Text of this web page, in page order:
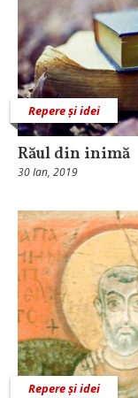
Repere și idei
Răul din inimă
30 Ian, 2019
Repere și idei